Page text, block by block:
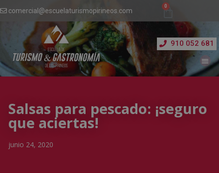
comercial@escuelaturismopirineos.com
910 052 681
Salsas para pescado: ¡seguro
que aciertas!
junio 24, 2020